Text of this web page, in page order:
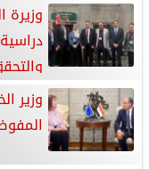
وزيرة
وزير